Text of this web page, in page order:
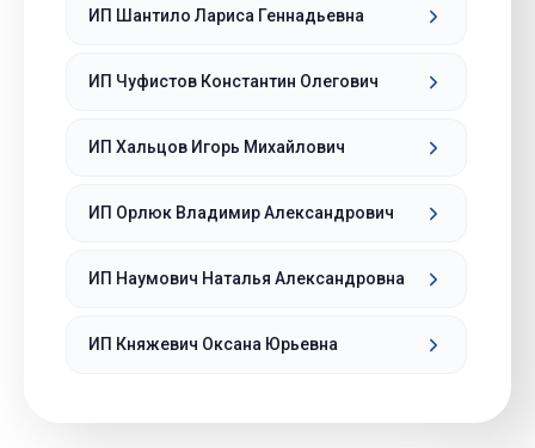
ИП Шантило Лариса Геннадьевна
ИП Чуфистов Константин Олегович
ИП Хальцов Игорь Михайлович
ИП Орлюк Владимир Александрович
ИП Наумович Наталья Александровна
ИП Княжевич Оксана Юрьевна